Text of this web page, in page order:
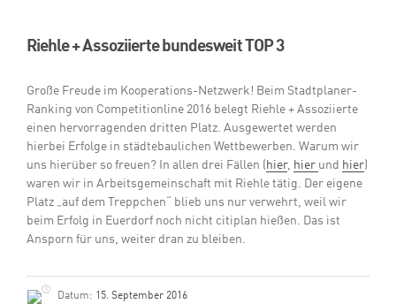
Riehle + Assoziierte bundesweit TOP 3
Große Freude im Kooperations-Netzwerk! Beim Stadtplaner-
Ranking von Competitionline 2016 belegt Riehle + Assoziierte
einen hervorragenden dritten Platz. Ausgewertet werden
hierbei Erfolge in städtebaulichen Wettbewerben. Warum wir
uns hierüber so freuen? In allen drei Fällen ( hier, hier und hier)
waren wir in Arbeitsgemeinschaft mit Riehle tätig. Der eigene
Platz „auf dem Treppchen“ blieb uns nur verwehrt, weil wir
beim Erfolg in Euerdorf noch nicht citiplan hießen. Das ist
Ansporn für uns, weiter dran zu bleiben.
Datum: 15. September 2016